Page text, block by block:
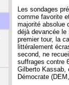
Les sondages
comme favorite
majorité absolue
déjà devancée le
premier tour, la
littéralement
second, ne
suffrages contre
Gilberto Kassab,
Démocrate